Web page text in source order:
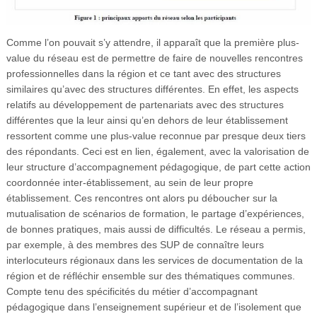
Comme l’on pouvait s’y attendre, il apparaît que la première plus-
value du réseau est de permettre de faire de nouvelles rencontres
professionnelles dans la région et ce tant avec des structures
similaires qu’avec des structures différentes. En effet, les aspects
relatifs au développement de partenariats avec des structures
différentes que la leur ainsi qu’en dehors de leur établissement
ressortent comme une plus-value reconnue par presque deux tiers
des répondants. Ceci est en lien, également, avec la valorisation de
leur structure d’accompagnement pédagogique, de part cette action
coordonnée inter-établissement, au sein de leur propre
établissement. Ces rencontres ont alors pu déboucher sur la
mutualisation de scénarios de formation, le partage d’expériences,
de bonnes pratiques, mais aussi de difficultés. Le réseau a permis,
par exemple, à des membres des SUP de connaître leurs
interlocuteurs régionaux dans les services de documentation de la
région et de réfléchir ensemble sur des thématiques communes.
Compte tenu des spécificités du métier d’accompagnant
pédagogique dans l’enseignement supérieur et de l’isolement que